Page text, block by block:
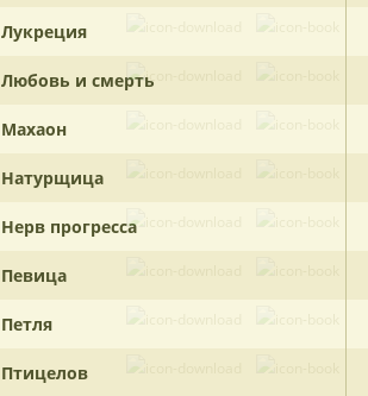
Лукреция
Любовь и смерть
Махаон
Натурщица
Нерв прогресса
Певица
Петля
Птицелов